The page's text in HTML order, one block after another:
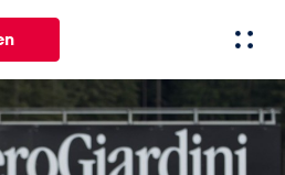
Erlebnisse Seiten